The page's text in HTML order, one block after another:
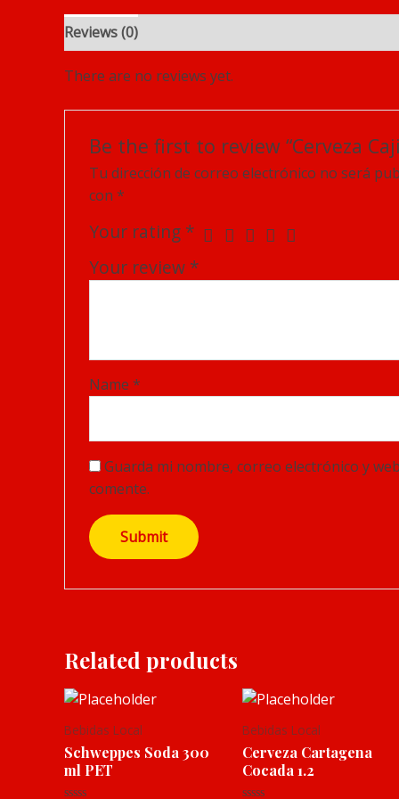
Reviews (0)
There are no reviews yet.
Be the first to review “Cerveza
Tu dirección de correo electrónico no será
con *
Your rating *
Your review *
Name *
Guarda mi nombre, correo electrónico y
comente.
Related products
Bebidas Local
Schweppes Soda 300
ml PET
Bebidas Local
Cerveza Cartagena
Cocada 1.2